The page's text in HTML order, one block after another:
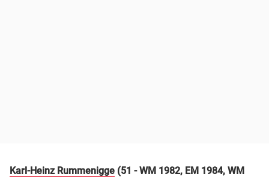
Karl-Heinz Rummenigge (51 - WM 1982, EM 1984, WM